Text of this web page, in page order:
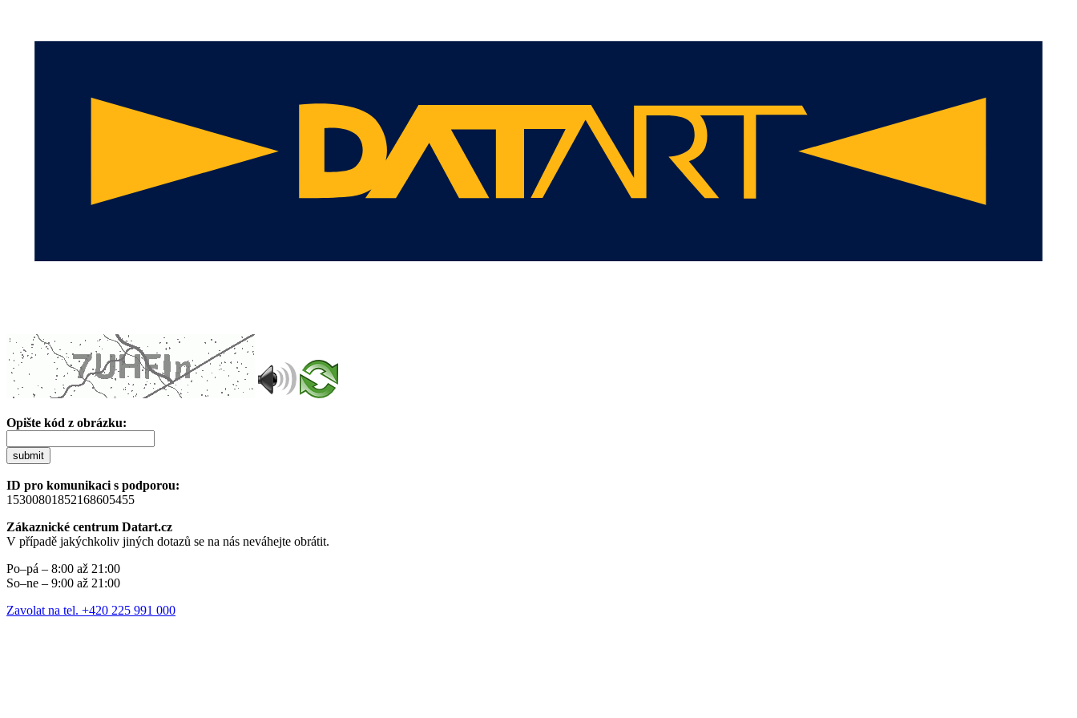
Opište kód z obrázku:
submit
ID pro komunikaci s podporou:
15300801852168605455
Zákaznické centrum Datart.cz
V případě jakýchkoliv jiných dotazů se na nás neváhejte obrátit.
Po–pá – 8:00 až 21:00
So–ne – 9:00 až 21:00
Zavolat na tel. +420 225 991 000